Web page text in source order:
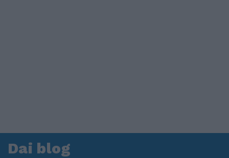
Dai blog